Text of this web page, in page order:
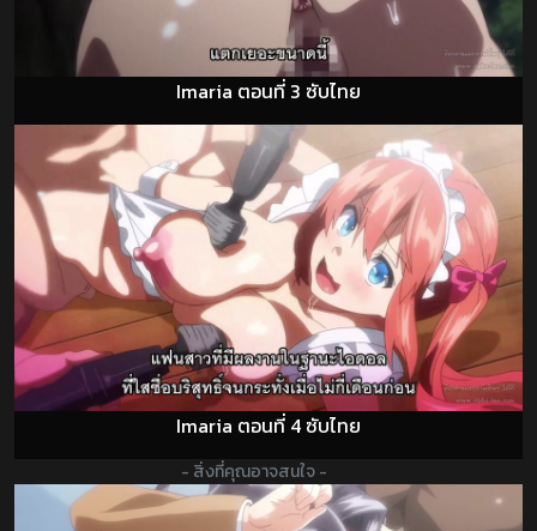
Imaria ตอนที่ 3 ซับไทย
Imaria ตอนที่ 4 ซับไทย
- สิ่งที่คุณอาจสนใจ -